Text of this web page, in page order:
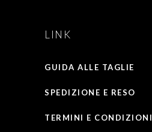
LINK
GUIDA ALLE TAGLIE
SPEDIZIONE E RESO
TERMINI E CONDIZIONI